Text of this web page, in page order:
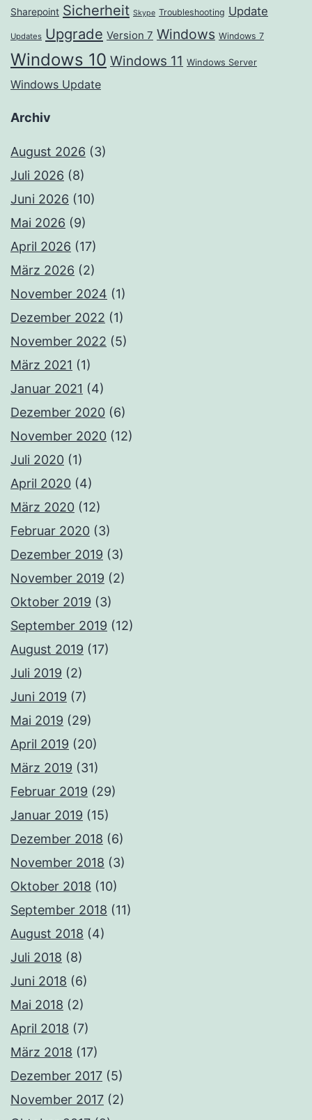
Sharepoint Sicherheit Skype Troubleshooting Update
Updates Upgrade Version 7 Windows Windows 7
Windows 10 Windows 11 Windows Server
Windows Update
Archiv
August 2026 (3)
Juli 2026 (8)
Juni 2026 (10)
Mai 2026 (9)
April 2026 (17)
März 2026 (2)
November 2024 (1)
Dezember 2022 (1)
November 2022 (5)
März 2021 (1)
Januar 2021 (4)
Dezember 2020 (6)
November 2020 (12)
Juli 2020 (1)
April 2020 (4)
März 2020 (12)
Februar 2020 (3)
Dezember 2019 (3)
November 2019 (2)
Oktober 2019 (3)
September 2019 (12)
August 2019 (17)
Juli 2019 (2)
Juni 2019 (7)
Mai 2019 (29)
April 2019 (20)
März 2019 (31)
Februar 2019 (29)
Januar 2019 (15)
Dezember 2018 (6)
November 2018 (3)
Oktober 2018 (10)
September 2018 (11)
August 2018 (4)
Juli 2018 (8)
Juni 2018 (6)
Mai 2018 (2)
April 2018 (7)
März 2018 (17)
Dezember 2017 (5)
November 2017 (2)